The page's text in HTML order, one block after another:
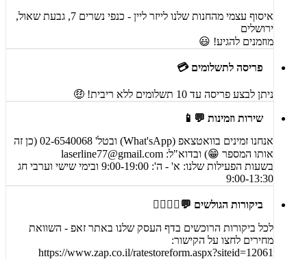
איסוף עצמי מהחנות שלנו לייזר ליין - כנפי נשרים 7, גבעת שאול,
ירושלים
מוזמנים להגיע! 😃
פריסה לתשלומים 💳
ניתן לבצע פריסה עד 10 תשלומים ללא ריבית! 🤑
שירות וזמינות 💬📱
אנחנו זמינים בוואטצאפ (What'sApp) ובטל' 02-6540068 (כן זה
אותו המספר 😁) ובדוא"ל: laserline77@gmail.com
בשעות הפעילות שלנו: א' - ה': 9:00-19:00 ובימי שישי וערבי חג
9:00-13:30
ביקורות הגולשים 💬🙋‍♀️🙋‍♂️
לכל ביקורות הרוכשים בדף העסק שלנו באתר זאפ - השוואת
מחירים לחצו על הקישור:
https://www.zap.co.il/ratestoreform.aspx?siteid=12061